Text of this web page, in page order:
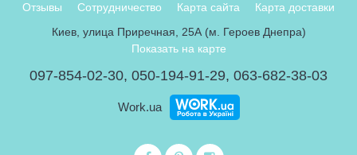
Отзывы
Сотрудничество Карта сайта
Карта доставки
Киев, улица Приречная, 25А (м. Героев Днепра)
Показать на карте
097-854-02-30, 050-194-91-29, 063-682-38-03
Work.ua